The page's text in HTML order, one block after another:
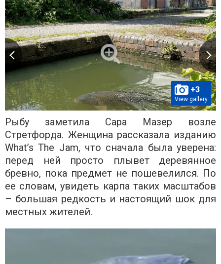
+3
View gallery
Рыбу заметила Сара Мазер возле
Стретфорда. Женщина рассказала изданию
What’s The Jam, что сначала была уверена:
перед ней просто плывет деревянное
бревно, пока предмет не пошевелился. По
ее словам, увидеть карпа таких масштабов
– большая редкость и настоящий шок для
местных жителей.